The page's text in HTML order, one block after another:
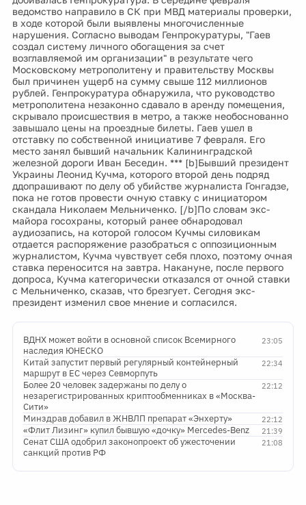
ведомство направило в СК при МВД материалы проверки,
в ходе которой были выявлены многочисленные
нарушения. Согласно выводам Генпрокуратуры, "Гаев
создал систему личного обогащения за счет
возглавляемой им организации" в результате чего
Московскому метрополитену и правительству Москвы
был причинен ущерб на сумму свыше 112 миллионов
рублей. Генпрокуратура обнаружила, что руководство
метрополитена незаконно сдавало в аренду помещения,
скрывало происшествия в метро, а также необоснованно
завышало цены на проездные билеты. Гаев ушел в
отставку по собственной инициативе 7 февраля. Его
место занял бывший начальник Калининградской
железной дороги Иван Беседин. *** [b]Бывший президент
Украины Леонид Кучма, которого второй день подряд
ддопрашивают по делу об убийстве журналиста Гонгадзе,
пока не готов провести очную ставку с инициатором
скандала Николаем Мельниченко. [/b]По словам экс-
майора госохраны, который ранее обнародовал
аудиозапись, на которой голосом Кучмы силовикам
отдается распоряжение разобраться с оппозиционным
журналистом, Кучма чувствует себя плохо, поэтому очная
ставка переносится на завтра. Накануне, после первого
допроса, Кучма категорически отказался от очной ставки
с Мельниченко, сказав, что брезгует. Сегодня экс-
президент изменил свое мнение и согласился.
23:05
ВДНХ может войти в основной список Всемирного
наследия ЮНЕСКО
22:34
Китай запустит первый регулярный контейнерный
маршрут в ЕС через Севморпуть
22:12
Более 20 человек задержаны по делу о
незарегистрированных криптообменниках в «Москва-
Сити»
22:12
Минздрав добавил в ЖНВЛП препарат «Энхерту»
21:39
«Флит Лизинг» купил бывшую «дочку» Mercedes-Benz
21:08
Сенат США одобрил законопроект об ужесточении
санкций против РФ